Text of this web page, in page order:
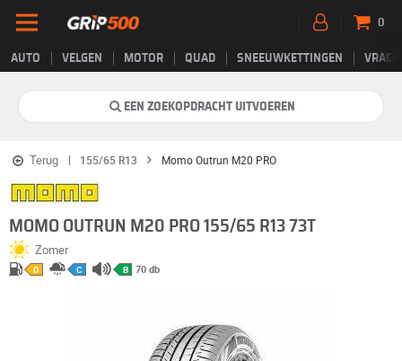
AUTO VELGEN MOTOR QUAD SNEEUWKETTINGEN
0
EEN ZOEKOPDRACHT UITVOEREN
Terug 155/65 R13 Momo Outrun M20 PRO
MOMO OUTRUN M20 PRO 155/65 R13 73T
Zomer
D C B 70 db